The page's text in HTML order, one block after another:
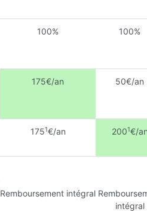
100% 100%
175€/an 50€/an
1751€/an 2001€/
Remboursement intégral
intégral